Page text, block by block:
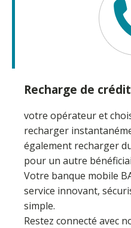
Recharge de
votre opérateur et
recharger
également recharger
pour un autre
Votre banque mobile
service innovant,
simple.
Restez connecté avec